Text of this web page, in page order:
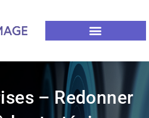
– Redonner